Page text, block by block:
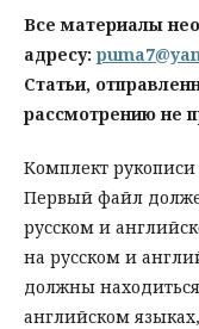
Все материалы
адресу:
Статьи,
рассмотрению не
Комплект рукописи
Первый файл
русском и
на русском и
должны
английском